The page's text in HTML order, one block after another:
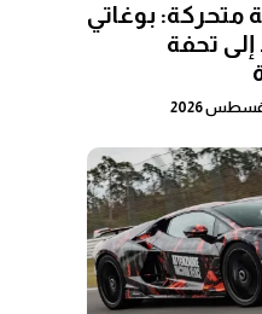
متحركة: بوغاتي
تحفة